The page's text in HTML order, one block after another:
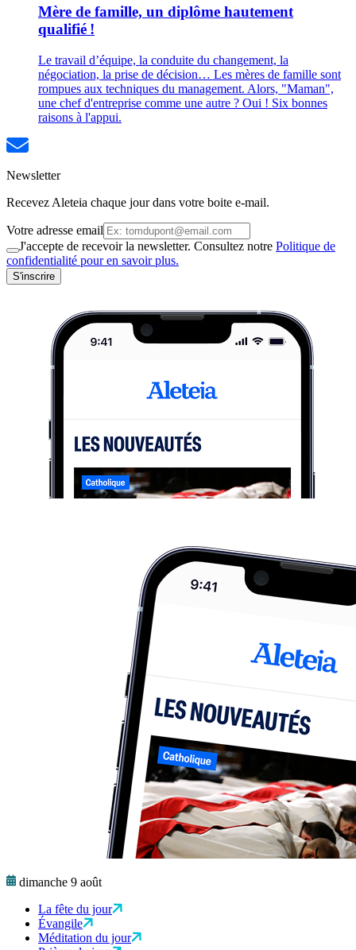
Mère de famille, un diplôme hautement
qualifié !
Le travail d’équipe, la conduite du changement, la
négociation, la prise de décision… Les mères de famille sont
rompues aux techniques du management. Alors, "Maman",
une chef d'entreprise comme une autre ? Oui ! Six bonnes
raisons à l'appui.
Newsletter
Recevez Aleteia chaque jour dans votre boite e-mail.
Votre adresse email
J'accepte de recevoir la newsletter. Consultez notre Politique de
confidentialité pour en savoir plus.
S'inscrire
dimanche 9 août
La fête du jour
Évangile
Méditation du jour